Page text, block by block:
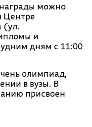
можно
Центре
(ул.
и
дням с 11:00
олимпиад,
в вузы. В
присвоен